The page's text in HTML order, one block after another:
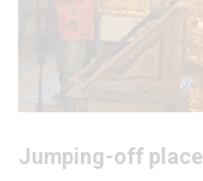
Jumping-off place